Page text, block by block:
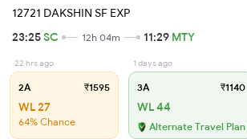
12721 DAKSHIN SF EXP
23:25SC 12h 04m 11:29 MTY
22 hrs ago
2A ₹1595
WL 27
64% Chance
1 days ago
3A ₹1140
WL 44
Alternate Travel Plan